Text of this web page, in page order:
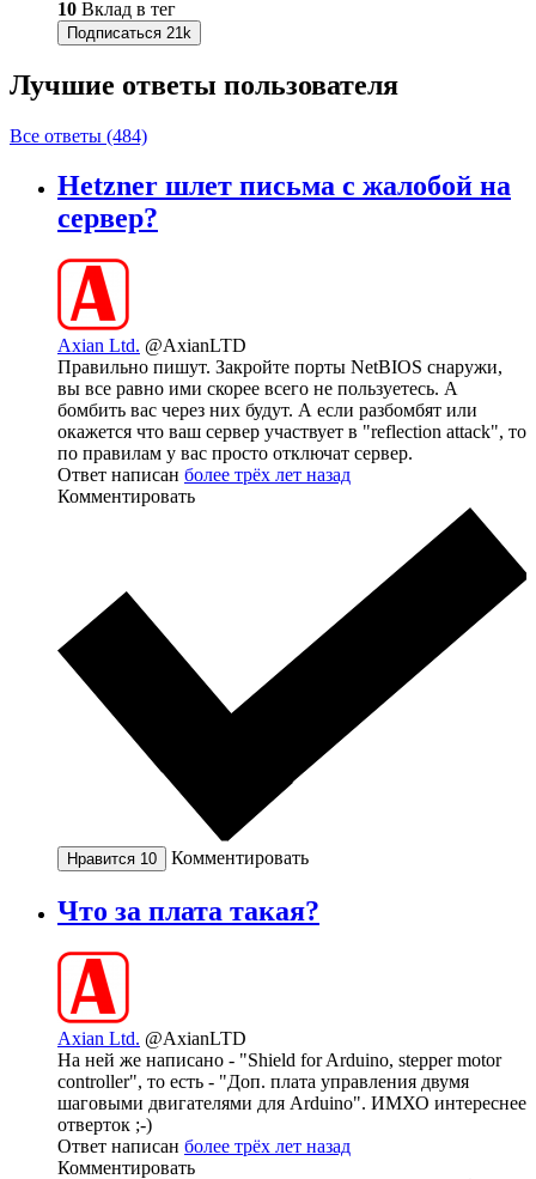
10 Вклад в тег
Подписаться 21k
Лучшие ответы пользователя
Все ответы (484)
Hetzner шлет письма с жалобой на
сервер?
Axian Ltd. @AxianLTD
Правильно пишут. Закройте порты NetBIOS снаружи,
вы все равно ими скорее всего не пользуетесь. А
бомбить вас через них будут. А если разбомбят или
окажется что ваш сервер участвует в "reflection attack", то
по правилам у вас просто отключат сервер.
Ответ написан более трёх лет назад
Комментировать
Нравится 10 Комментировать
Что за плата такая?
Axian Ltd. @AxianLTD
На ней же написано - "Shield for Arduino, stepper motor
controller", то есть - "Доп. плата управления двумя
шаговыми двигателями для Arduino". ИМХО интереснее
отверток ;-)
Ответ написан более трёх лет назад
Комментировать